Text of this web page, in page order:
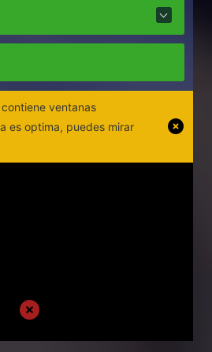
ventanas
es optima, puedes mirar